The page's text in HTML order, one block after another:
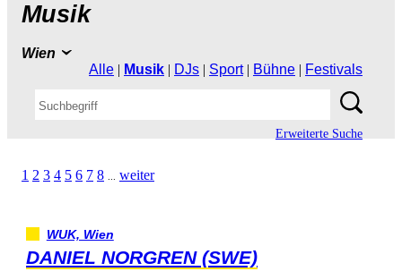
Musik
Wien
Alle | Musik | DJs | Sport| Bühne | Festivals
ErweiterteSuche
1 2 3 4 5 6 7 8 weiter
WUK,Wien
DANIELNORGREN(SWE)